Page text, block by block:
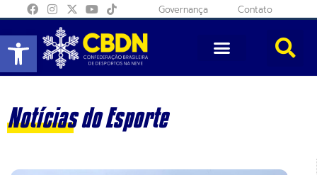
Abrir a barra de ferramentas
Governança Contato
Notícias do Esporte